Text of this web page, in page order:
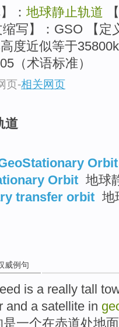
： 地球静止轨道
缩写】：GSO 【
度近似等于
（术语标准）
页-相关网页
道
Orbit
Orbit 地球
transfer orbit 地
威例句
is a really tall
and a satellite in
是一个在赤道处地面